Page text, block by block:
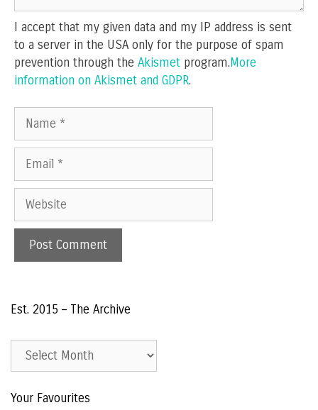
I accept that my given data and my IP address is sent
to a server in the USA only for the purpose of spam
prevention through the Akismet program.More
information on Akismet and GDPR.
Name
Email
Website
Est. 2015 – The Archive
Est.
The
Your Favourites